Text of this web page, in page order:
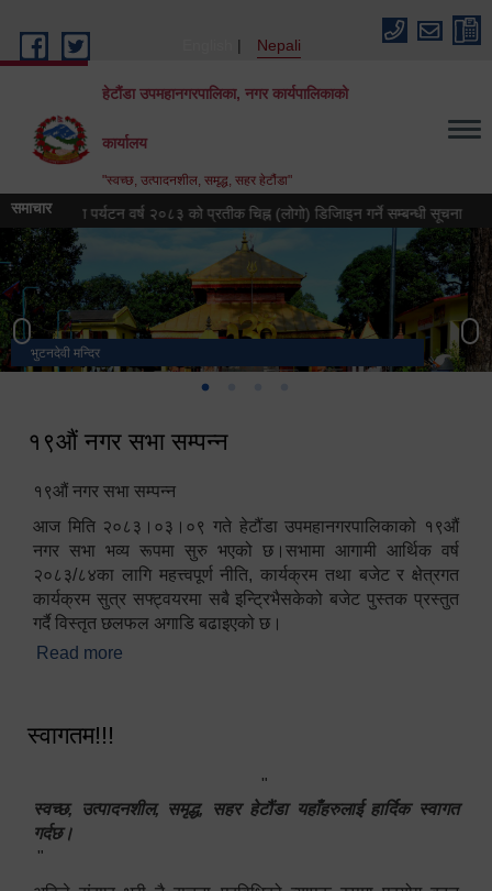
Nepali
हेटौंडा उपमहानगरपालिका, नगर कार्यपालिकाको
कार्यालय
"स्वच्छ, उत्पादनशील, समृद्ध, सहर हेटौंडा"
समाचार
हेटौंडा पर्यटन वर्ष २०८३ को प्रतीक चिह्न (लोगो) डिजिाइन गर्ने सम्बन्धी सूचना
भुटनदेवी मन्दिर
स्मारक
हेटौंडा उपमहानगरपालिका नगर कार्यपालिकाको कार्यालय
मनकामना डाँडाबाट देखिएको दृश्य
१९औं नगर सभा सम्पन्न
१९औं नगर सभा सम्पन्न
आज मिति २०८३।०३।०९ गते हेटौंडा उपमहानगरपालिकाको १९औं
नगर सभा भव्य रूपमा सुरु भएको छ।सभामा आगामी आर्थिक वर्ष
२०८३/८४का लागि महत्त्वपूर्ण नीति, कार्यक्रम तथा बजेट र क्षेत्रगत
कार्यक्रम सुत्र सफ्ट्वयरमा सबै इन्ट्रिभैसकेको बजेट पुस्तक प्रस्तुत
गर्दै विस्तृत छलफल अगाडि बढाइएको छ।
Read more
स्वागतम!!!
"
स्वच्छ, उत्पादनशील, समृद्ध, सहर हेटौंडा यहाँहरुलाई हार्दिक स्वागत
गर्दछ।
"